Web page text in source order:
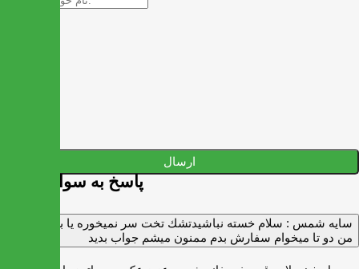
ارسال
پاسخ به سوالات شما
سايه شمس : سلام خسته نباشيدتشك تخت سر نميخوره يا برنميگرده
من دو تا ميخوام سفارش بدم ممنون ميشم جواب بديد